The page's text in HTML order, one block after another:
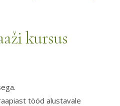
kursus
tööd alustavale